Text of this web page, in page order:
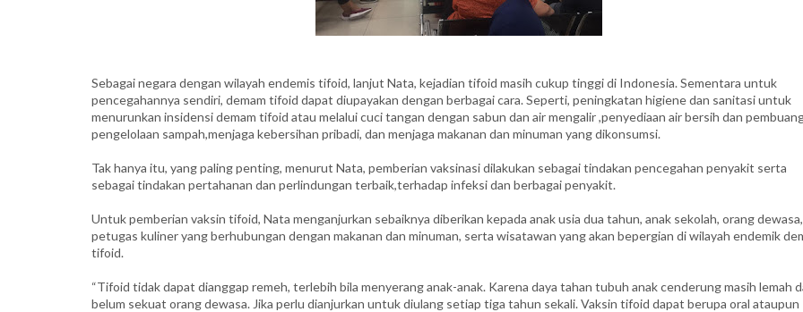
Sebagai negara dengan wilayah endemis tifoid, lanjut Nata, kejadian tifoid masih cukup tinggi di Indonesia. Sementara untuk
pencegahannya sendiri, demam tifoid dapat diupayakan dengan berbagai cara. Seperti, peningkatan higiene dan sanitasi untuk
menurunkan insidensi demam tifoid atau melalui cuci tangan dengan sabun dan air mengalir ,penyediaan air bersih dan
pengelolaan sampah,menjaga kebersihan pribadi, dan menjaga makanan dan minuman yang dikonsumsi.
Tak hanya itu, yang paling penting, menurut Nata, pemberian vaksinasi dilakukan sebagai tindakan pencegahan penyakit serta
sebagai tindakan pertahanan dan perlindungan terbaik,terhadap infeksi dan berbagai penyakit.
Untuk pemberian vaksin tifoid, Nata menganjurkan sebaiknya diberikan kepada anak usia dua tahun, anak sekolah, orang dewasa,
petugas kuliner yang berhubungan dengan makanan dan minuman, serta wisatawan yang akan bepergian di wilayah endemik
tifoid.
“Tifoid tidak dapat dianggap remeh, terlebih bila menyerang anak-anak. Karena daya tahan tubuh anak cenderung masih lemah
belum sekuat orang dewasa. Jika perlu dianjurkan untuk diulang setiap tiga tahun sekali. Vaksin tifoid dapat berupa oral ataupun